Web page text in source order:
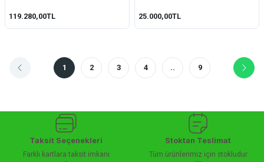
119.280,00TL 25.000,00TL
1 2 3 4 .. 9
Taksit Seçenekleri
Farklı kartlara taksit imkanı
Stoktan Teslimat
Tüm ürünlerimiz için stokludur